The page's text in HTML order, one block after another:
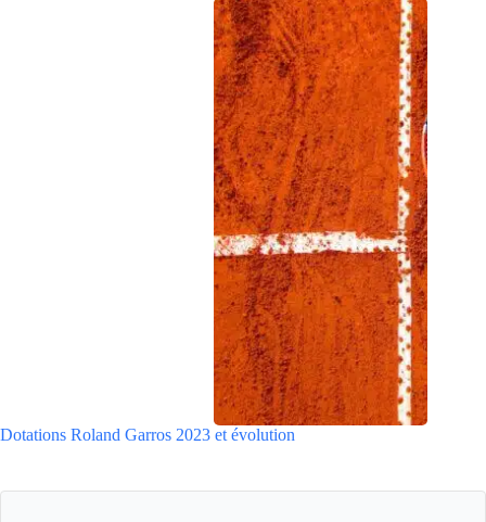
Dotations Roland Garros 2023 et évolution